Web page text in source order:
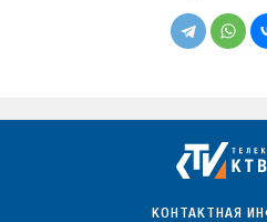
КОНТАКТНАЯ